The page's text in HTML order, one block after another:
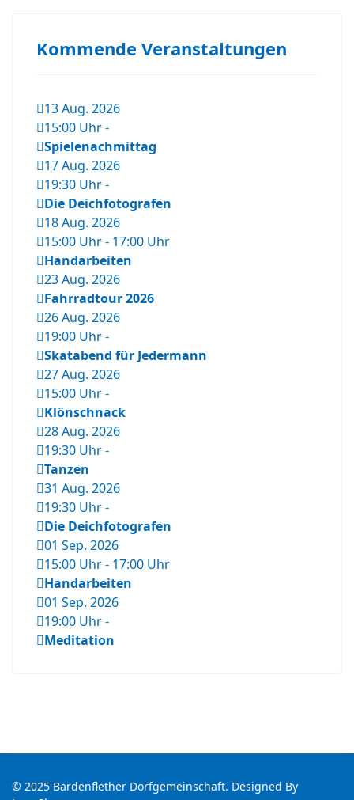
Kommende Veranstaltungen
13 Aug. 2026
15:00 Uhr-
Spielenachmittag
17 Aug. 2026
19:30 Uhr-
Die Deichfotografen
18 Aug. 2026
15:00 Uhr- 17:00 Uhr
Handarbeiten
23 Aug. 2026
Fahrradtour 2026
26 Aug. 2026
19:00 Uhr-
Skatabend für Jedermann
27 Aug. 2026
15:00 Uhr-
Klönschnack
28 Aug. 2026
19:30 Uhr-
Tanzen
31 Aug. 2026
19:30 Uhr-
Die Deichfotografen
01 Sep. 2026
15:00 Uhr- 17:00 Uhr
Handarbeiten
01 Sep. 2026
19:00 Uhr-
Meditation
© 2025 Bardenflether Dorfgemeinschaft. Designed By